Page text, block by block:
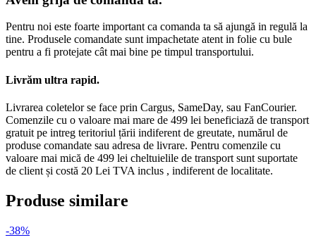
Pentru noi este foarte important ca comanda ta să ajungă in regulă la
tine. Produsele comandate sunt impachetate atent in folie cu bule
pentru a fi protejate cât mai bine pe timpul transportului.
Livrăm ultra rapid.
Livrarea coletelor se face prin Cargus, SameDay, sau FanCourier.
Comenzile cu o valoare mai mare de 499 lei beneficiază de transport
gratuit pe intreg teritoriul țării indiferent de greutate, numărul de
produse comandate sau adresa de livrare. Pentru comenzile cu
valoare mai mică de 499 lei cheltuielile de transport sunt suportate
de client și costă 20 Lei TVA inclus , indiferent de localitate.
Produse similare
-38%